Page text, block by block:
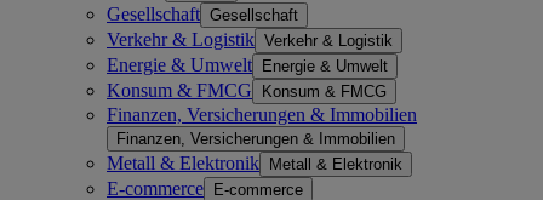
Gesellschaft Gesellschaft
Verkehr & Logistik Verkehr & Logistik
Energie & Umwelt Energie & Umwelt
Konsum & FMCG Konsum & FMCG
Finanzen, Versicherungen & Immobilien
Finanzen, Versicherungen & Immobilien
Metall & Elektronik Metall & Elektronik
E-commerce E-commerce